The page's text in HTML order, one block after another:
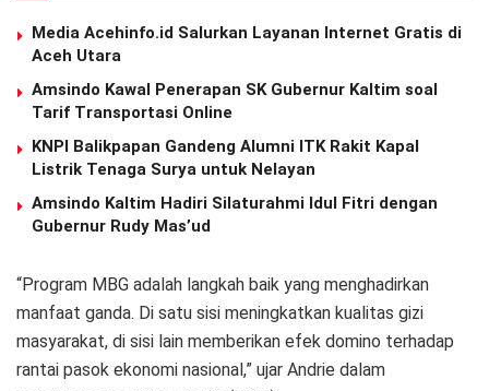
Media Acehinfo.id Salurkan Layanan Internet Gratis di
Aceh Utara
Amsindo Kawal Penerapan SK Gubernur Kaltim soal
Tarif Transportasi Online
KNPI Balikpapan Gandeng Alumni ITK Rakit Kapal
Listrik Tenaga Surya untuk Nelayan
Amsindo Kaltim Hadiri Silaturahmi Idul Fitri dengan
Gubernur Rudy Mas’ud
“Program MBG adalah langkah baik yang menghadirkan
manfaat ganda. Di satu sisi meningkatkan kualitas gizi
masyarakat, di sisi lain memberikan efek domino terhadap
rantai pasok ekonomi nasional,” ujar Andrie dalam